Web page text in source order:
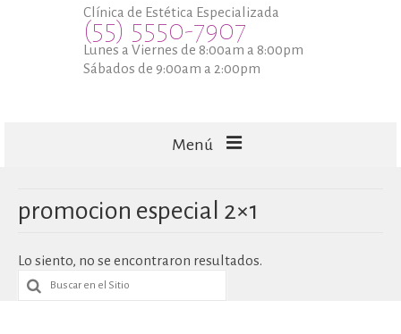
Clínica de Estética Especializada
(55) 5550-7907
Lunes a Viernes de 8:00am a 8:00pm
Sábados de 9:00am a 2:00pm
Menú
CAPILARES
TECNOLOGÍA
promocion especial 2×1
Lo siento, no se encontraron resultados.